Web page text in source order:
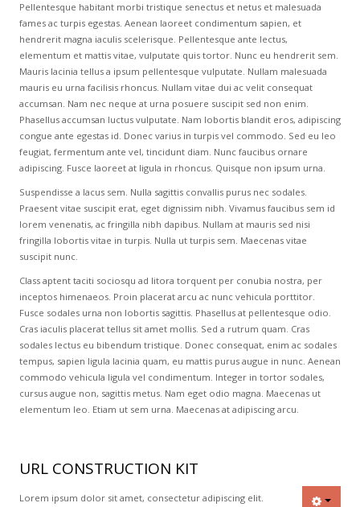
Pellentesque habitant morbi tristique senectus et netus et malesuada
fames ac turpis egestas. Aenean laoreet condimentum sapien, et
hendrerit magna iaculis scelerisque. Pellentesque ante lectus,
elementum et mattis vitae, vulputate quis tortor. Nunc eu hendrerit sem.
Mauris lacinia tellus a ipsum pellentesque vulputate. Nullam malesuada
mauris eu urna facilisis rhoncus. Nullam vitae dui ac velit consequat
accumsan. Nam nec neque at urna posuere suscipit sed non enim.
Phasellus accumsan luctus vulputate. Nam lobortis blandit eros, adipiscing
congue ante egestas id. Donec varius in turpis vel commodo. Sed eu leo
feugiat, fermentum ante vel, tincidunt diam. Nunc faucibus ornare
adipiscing. Fusce laoreet at ligula in rhoncus. Quisque non ipsum urna.
Suspendisse a lacus sem. Nulla sagittis convallis purus nec sodales.
Praesent vitae suscipit erat, eget dignissim nibh. Vivamus faucibus sem id
lorem venenatis, ac fringilla nibh dapibus. Nullam at mauris sed nisi
fringilla lobortis vitae in turpis. Nulla ut turpis sem. Maecenas vitae
suscipit nunc.
Class aptent taciti sociosqu ad litora torquent per conubia nostra, per
inceptos himenaeos. Proin placerat arcu ac nunc vehicula porttitor.
Fusce sodales urna non lobortis sagittis. Phasellus at pellentesque odio.
Cras iaculis placerat tellus sit amet mollis. Sed a rutrum quam. Cras
sodales lectus eu bibendum tristique. Donec consequat, enim ac sodales
tempus, sapien ligula lacinia quam, eu mattis purus augue in nunc. Aenean
commodo vehicula ligula vel condimentum. Integer in tortor sodales,
cursus augue non, sagittis metus. Nam eget odio magna. Maecenas ut
elementum leo. Etiam ut sem urna. Maecenas at adipiscing arcu.
URL CONSTRUCTION KIT
Lorem ipsum dolor sit amet, consectetur adipiscing elit.